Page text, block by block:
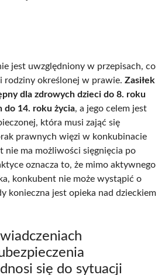
jest uwzględniony w przepisach, co
rodziny określonej w prawie. Zasiłek
dla zdrowych dzieci do 8. roku
do 14. roku życia, a jego celem jest
która musi zająć się
prawnych więzi w konkubinacie
nie ma możliwości sięgnięcia po
oznacza to, że mimo aktywnego
konkubent nie może wystąpić o
konieczna jest opieka nad dzieckiem
się do sytuacji